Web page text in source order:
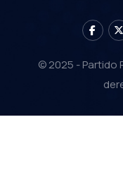
© 2025 - Partido